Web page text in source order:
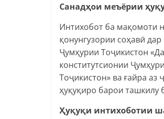
Санадҳои меъёрии
Интихобот ба мақомоти
қонунгузории соҳавӣ
Ҷумҳурии Тоҷикистон
конститутсионии
Тоҷикистон» ва ғайра
ҳуқуқиро барои ташкилу
Ҳуқуқи интихоботии